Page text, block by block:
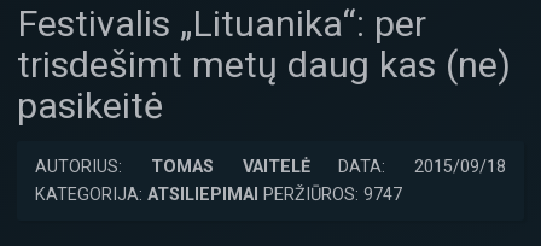
Festivalis „Lituanika“: per
trisdešimt metų daug kas (ne)
pasikeitė
AUTORIUS: TOMAS VAITELĖDATA: 2015/09/18
KATEGORIJA: ATSILIEPIMAI PERŽIŪROS: 9747